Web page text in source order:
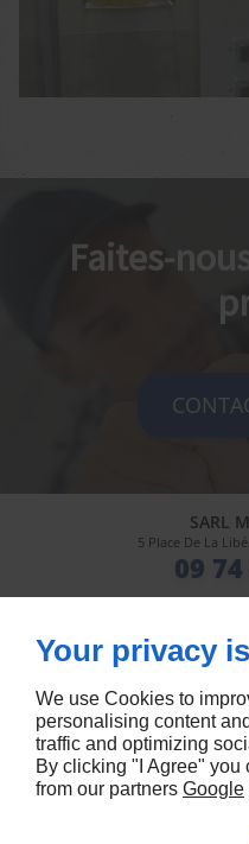
Faites-
SARL
5 Place De La
09
Accueil
Contactez-nous
Your privacy
We use Cookies to
personalising content
traffic and optimizing
By clicking "I Agree" you
from our partners Google